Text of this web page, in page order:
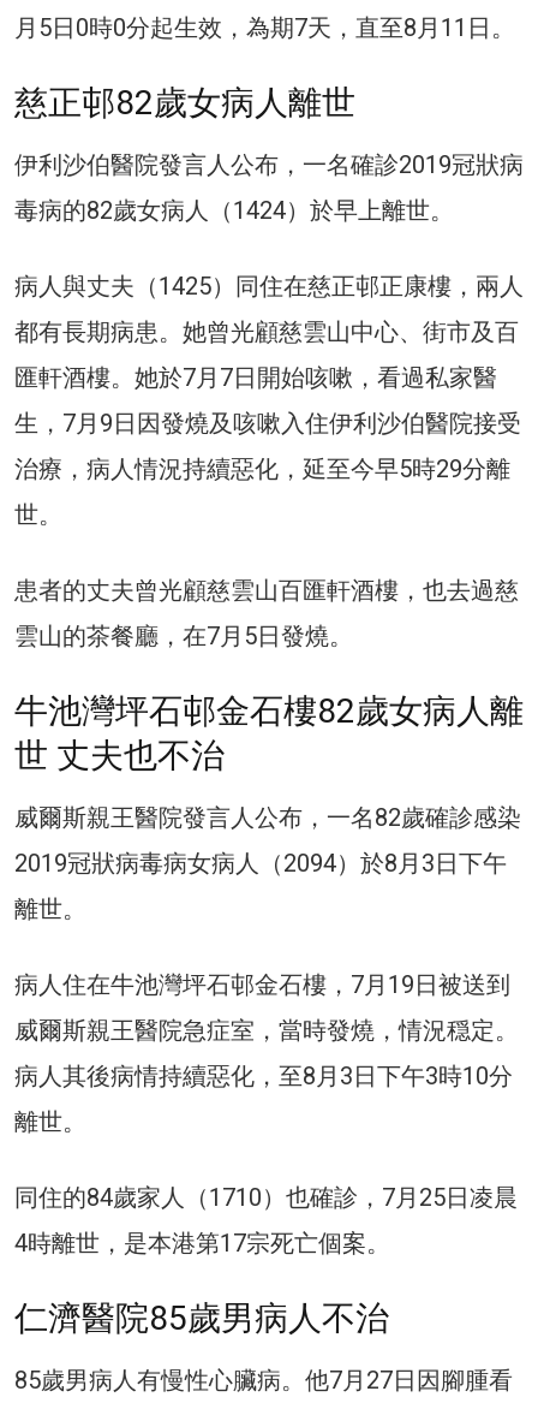
月5日0時0分起生效，為期7天，直至8月11日。
慈正邨82歲女病人離世
伊利沙伯醫院發言人公布，一名確診2019冠狀病
毒病的82歲女病人（1424）於早上離世。
病人與丈夫（1425）同住在慈正邨正康樓，兩人
都有長期病患。她曾光顧慈雲山中心、街市及百
匯軒酒樓。她於7月7日開始咳嗽，看過私家醫
生，7月9日因發燒及咳嗽入住伊利沙伯醫院接受
治療，病人情況持續惡化，延至今早5時29分離
世。
患者的丈夫曾光顧慈雲山百匯軒酒樓，也去過慈
雲山的茶餐廳，在7月5日發燒。
牛池灣坪石邨金石樓82歲女病人離
世 丈夫也不治
威爾斯親王醫院發言人公布，一名82歲確診感染
2019冠狀病毒病女病人（2094）於8月3日下午
離世。
病人住在牛池灣坪石邨金石樓，7月19日被送到
威爾斯親王醫院急症室，當時發燒，情況穏定。
病人其後病情持續惡化，至8月3日下午3時10分
離世。
同住的84歲家人（1710）也確診，7月25日凌晨
4時離世，是本港第17宗死亡個案。
仁濟醫院85歲男病人不治
85歲男病人有慢性心臟病。他7月27日因腳腫看